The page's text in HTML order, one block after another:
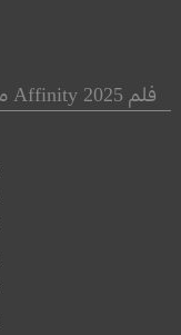
فلم Affinity 2025 مترجم عربي بالكامل اون لاين على فشار